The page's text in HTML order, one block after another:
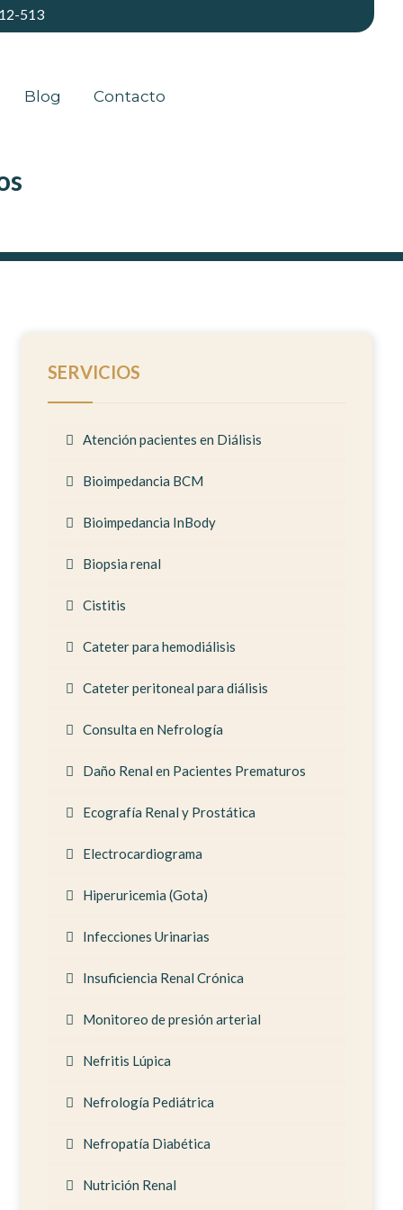
513
Blog Contacto
SERVICIOS
Atención pacientes en Diálisis
Bioimpedancia BCM
Bioimpedancia InBody
Biopsia renal
Cistitis
Cateter para hemodiálisis
Cateter peritoneal para diálisis
Consulta en Nefrología
Daño Renal en Pacientes Prematuros
Ecografía Renal y Prostática
Electrocardiograma
Hiperuricemia (Gota)
Infecciones Urinarias
Insuficiencia Renal Crónica
Monitoreo de presión arterial
Nefritis Lúpica
Nefrología Pediátrica
Nefropatía Diabética
Nutrición Renal